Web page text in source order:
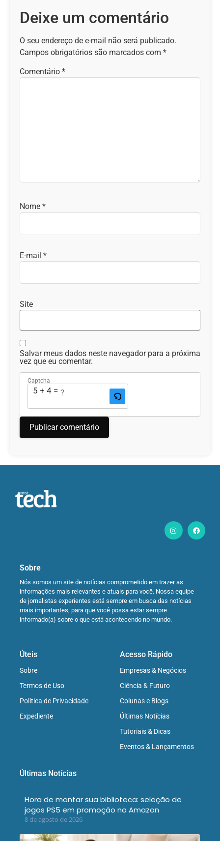
Deixe um comentário
O seu endereço de e-mail não será publicado.
Campos obrigatórios são marcados com *
Comentário *
Nome *
E-mail *
Site
Salvar meus dados neste navegador para a próxima
vez que eu comentar.
Captcha
5 + 4 = ?
Sobre
Nós somos um site de notícias comprometido em trazer as
informações mais relevantes e atuais para você. Nossa equipe
de jornalistas experientes está sempre em busca das notícias
mais importantes, para que você possa estar sempre
informado(a) sobre o que está acontecendo no mundo.
Úteis
Sobre
Termos de Uso
Política de Privacidade
Expediente
Acesso Rápido
Empresas & Negócios
Ciência & Futuro
Colunas e Blogs
Últimas Notícias
Tutoriais & Dicas
Eventos & Lançamentos
Últimas Notícias
Hora de montar sua biblioteca: seleção de
jogos PS5 em promoção na Amazon
8 de agosto de 2026